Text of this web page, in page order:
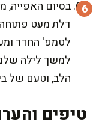
בסיום האפייה,
למשך לילה
הלב, וטעם של
טיפים